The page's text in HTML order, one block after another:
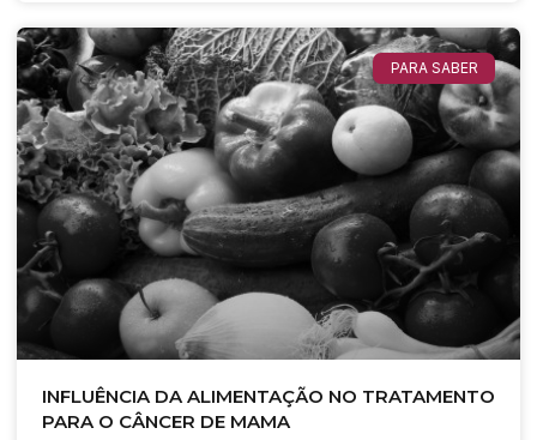
PARA SABER
INFLUÊNCIA DA ALIMENTAÇÃO NO TRATAMENTO
PARA O CÂNCER DE MAMA